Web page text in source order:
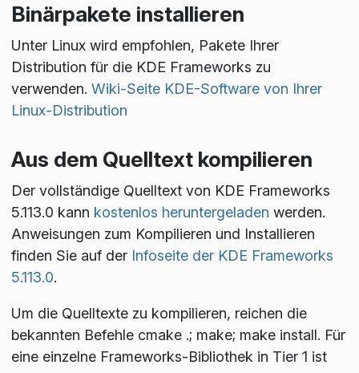
Binärpakete installieren
Unter Linux wird empfohlen, Pakete Ihrer
Distribution für die KDE Frameworks zu
verwenden. Wiki-Seite KDE-Software von Ihrer
Linux-Distribution
Aus dem Quelltext kompilieren
Der vollständige Quelltext von KDE Frameworks
5.113.0 kann kostenlos heruntergeladen werden.
Anweisungen zum Kompilieren und Installieren
finden Sie auf der Infoseite der KDE Frameworks
5.113.0.
Um die Quelltexte zu kompilieren, reichen die
bekannten Befehle cmake .; make; make install. Für
eine einzelne Frameworks-Bibliothek in Tier 1 ist